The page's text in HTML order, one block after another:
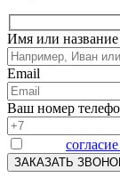
Имя или
Email
Ваш номер